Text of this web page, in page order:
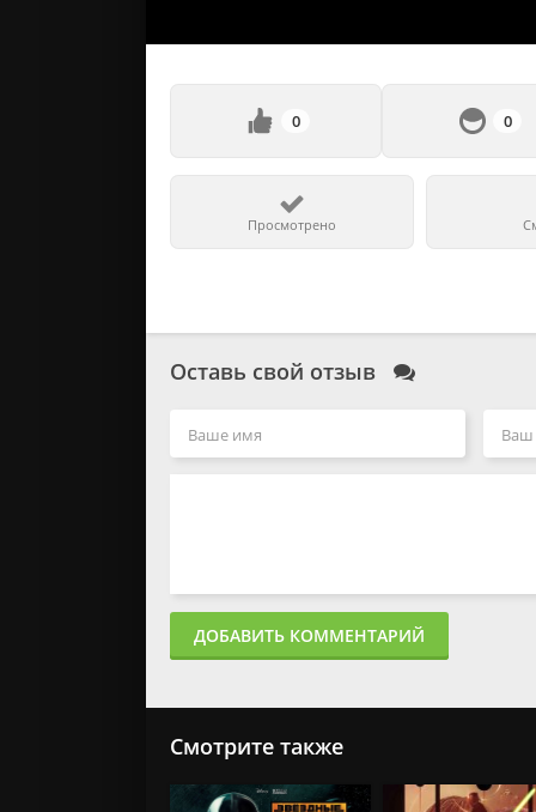
0 0
Просмотрено
Оставь свой отзыв
ДОБАВИТЬ КОММЕНТАРИЙ
Смотрите также